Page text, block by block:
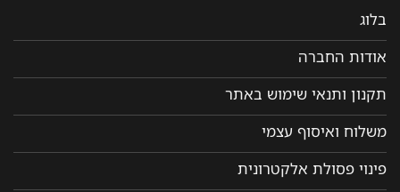
בלוג
אודות החברה
תקנון ותנאי שימוש באתר
משלוח ואיסוף עצמי
פינוי פסולת אלקטרונית